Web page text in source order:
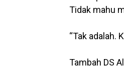
Tidak mahu
“Tak adalah.
Tambah DS